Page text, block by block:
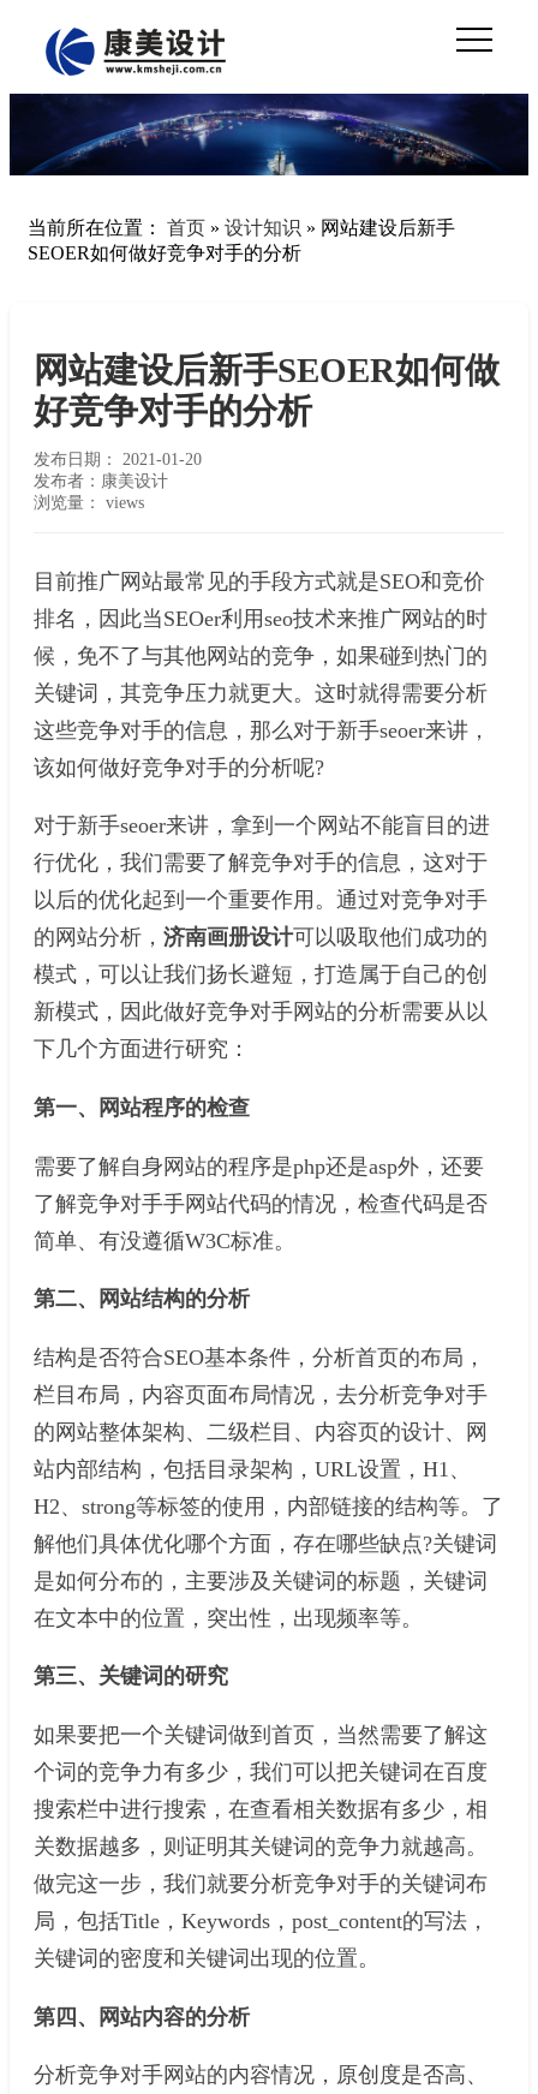
当前所在位置： 首页 » 设计知识 » 网站建设后新手
SEOER如何做好竞争对手的分析
网站建设后新手SEOER如何做
好竞争对手的分析
发布日期： 2021-01-20
发布者：康美设计
浏览量： views
目前推广网站最常见的手段方式就是SEO和竞价
排名，因此当SEOer利用seo技术来推广网站的时
候，免不了与其他网站的竞争，如果碰到热门的
关键词，其竞争压力就更大。这时就得需要分析
这些竞争对手的信息，那么对于新手seoer来讲，
该如何做好竞争对手的分析呢?
对于新手seoer来讲，拿到一个网站不能盲目的进
行优化，我们需要了解竞争对手的信息，这对于
以后的优化起到一个重要作用。通过对竞争对手
的网站分析， 济南画册设计可以吸取他们成功的
模式，可以让我们扬长避短，打造属于自己的创
新模式，因此做好竞争对手网站的分析需要从以
下几个方面进行研究：
第一、网站程序的检查
需要了解自身网站的程序是php还是asp外，还要
了解竞争对手手网站代码的情况，检查代码是否
简单、有没遵循W3C标准。
第二、网站结构的分析
结构是否符合SEO基本条件，分析首页的布局，
栏目布局，内容页面布局情况，去分析竞争对手
的网站整体架构、二级栏目、内容页的设计、网
站内部结构，包括目录架构，URL设置，H1、
H2、strong等标签的使用，内部链接的结构等。了
解他们具体优化哪个方面，存在哪些缺点?关键词
是如何分布的，主要涉及关键词的标题，关键词
在文本中的位置，突出性，出现频率等。
第三、关键词的研究
如果要把一个关键词做到首页，当然需要了解这
个词的竞争力有多少，我们可以把关键词在百度
搜索栏中进行搜索，在查看相关数据有多少，相
关数据越多，则证明其关键词的竞争力就越高。
做完这一步，我们就要分析竞争对手的关键词布
局，包括Title，Keywords，post_content的写法，
关键词的密度和关键词出现的位置。
第四、网站内容的分析
分析竞争对手网站的内容情况，原创度是否高、